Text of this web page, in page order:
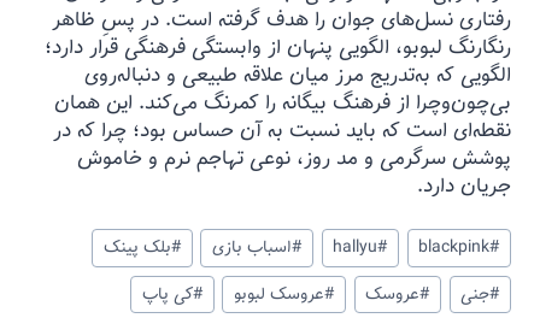
رفتاری نسل‌های جوان را هدف گرفته است. در پسِ ظاهر
رنگارنگ لبوبو، الگویی پنهان از وابستگی فرهنگی قرار دارد؛
الگویی که به‌تدریج مرز میان علاقه طبیعی و دنباله‌روی
بی‌چون‌وچرا از فرهنگ بیگانه را کمرنگ می‌کند. این همان
نقطه‌ای است که باید نسبت به آن حساس بود؛ چرا که در
پوشش سرگرمی و مد روز، نوعی تهاجم نرم و خاموش
جریان دارد.
#
blackpink
#
hallyu
#اسباب بازی #بلک پینک
#جنی #عروسک #عروسک لبوبو #کی پاپ